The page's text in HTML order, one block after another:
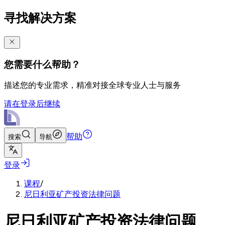
寻找解决方案
您需要什么帮助？
描述您的专业需求，精准对接全球专业人士与服务
请在登录后继续
搜索 导航 帮助
登录
课程/
尼日利亚矿产投资法律问题